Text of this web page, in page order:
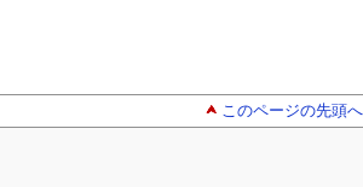
このページの先頭へ